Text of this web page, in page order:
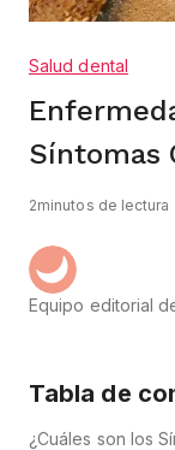
Salud dental
Síntomas
2minutos de lectura
Equipo editorial
Tabla de
¿Cuáles son los